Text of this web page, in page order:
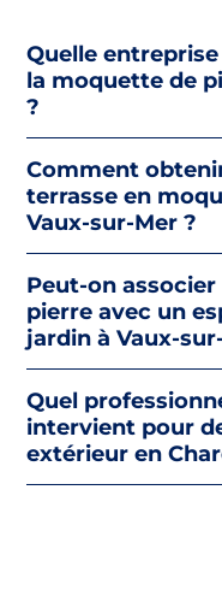
Quelle
la moquette de
?
Comment
terrasse en
Vaux-sur-Mer ?
Peut-on
pierre avec un
jardin à Vaux-
Quel
intervient pour
extérieur en